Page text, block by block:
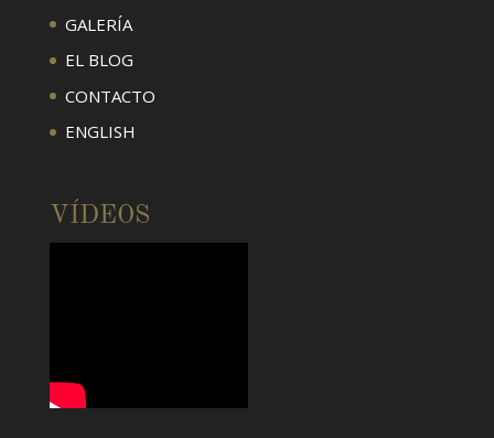
GALERÍA
EL BLOG
CONTACTO
ENGLISH
VÍDEOS